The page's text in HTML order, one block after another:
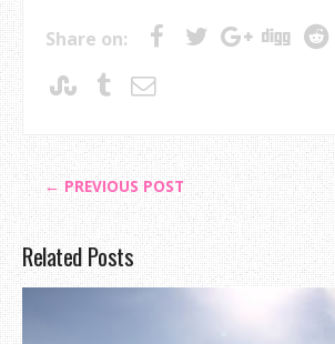
Share on:
← PREVIOUS POST
Related Posts